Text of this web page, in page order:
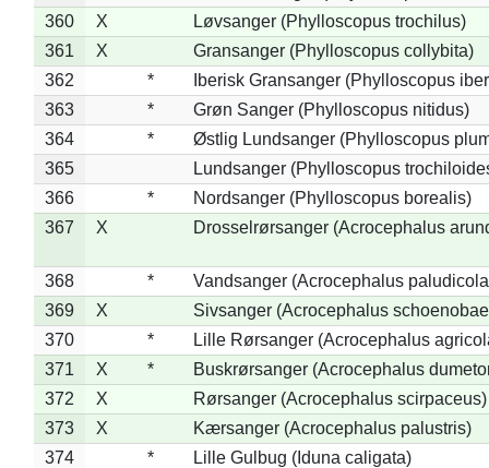
360
X
Løvsanger (Phylloscopus trochilus)
361
X
Gransanger (Phylloscopus collybita)
362
*
Iberisk Gransanger (Phylloscopus
363
*
Grøn Sanger (Phylloscopus nitidus)
364
*
Østlig Lundsanger (Phylloscopus
365
Lundsanger (Phylloscopus
366
*
Nordsanger (Phylloscopus borealis)
367
X Drosselrørsanger (Acrocephalus
368 *
Vandsanger (Acrocephalus
369
X
Sivsanger (Acrocephalus
370
*
Lille Rørsanger (Acrocephalus
371
X *
Buskrørsanger (Acrocephalus
372
X
Rørsanger (Acrocephalus scirpaceus)
373
X
Kærsanger (Acrocephalus palustris)
374
*
Lille Gulbug (Iduna caligata)